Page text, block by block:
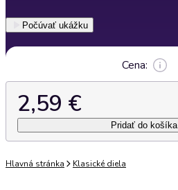
Počúvať ukážku
Cena:
2,59 €
Pridať do košíka
Hlavná stránka Klasické diela